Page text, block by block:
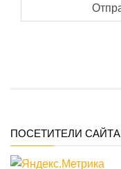
ПОСЕТИТЕЛИ САЙТА